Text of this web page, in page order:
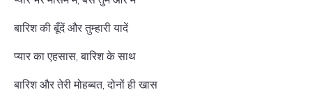
बारिश की बूँदें और तुम्हारी यादें
प्यार का एहसास, बारिश के साथ
बारिश और तेरी मोहब्बत, दोनों ही खास